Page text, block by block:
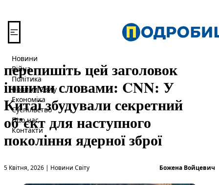
Новини
Війна
Політика
Новини Світу
Економіка
Суспільство
Про нас
Контакти
перепишіть цей заголовок
іншими словами: CNN: У
Китаї збудували секретний
об’єкт для наступного
покоління ядерної зброї
5 Квітня, 2026 |
Опубліковано вНовини Світу Божена Войцевич